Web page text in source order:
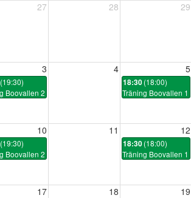
(19:30)
Boovallen 2
18:30(18:00)
Träning Boovallen 1
(19:30)
Boovallen 2
18:30(18:00)
Träning Boovallen 1
27 28 29
3 4 5
10 11 12
17 18 19